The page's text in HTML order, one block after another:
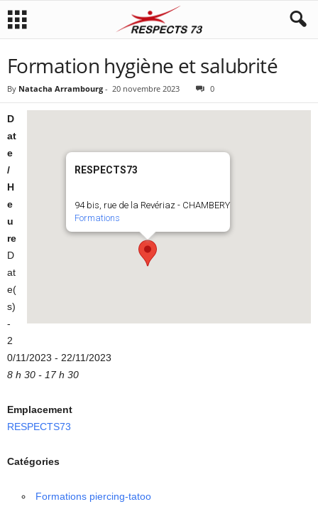
Formation hygiène et salubrité
By Natacha Arrambourg - 20 novembre 2023 0
RESPECTS73
94 bis, rue de la Revériaz - CHAMBERY
Formations
D
at
e
/
H
e
u
re
D
at
e(
s)
-
2
0/11/2023 - 22/11/2023
8 h 30 - 17 h 30
Emplacement
RESPECTS73
Catégories
Formations piercing-tatoo